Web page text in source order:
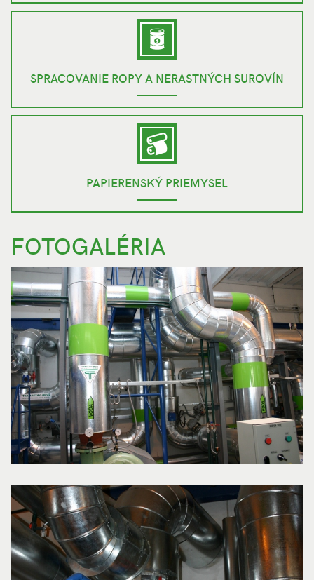
SPRACOVANIE ROPY A NERASTNÝCH SUROVÍN
PAPIERENSKÝ PRIEMYSEL
FOTOGALÉRIA